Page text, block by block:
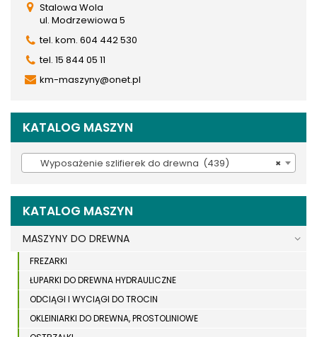
Stalowa Wola
ul. Modrzewiowa 5
tel. kom. 604 442 530
tel. 15 844 05 11
km-maszyny@onet.pl
KATALOG MASZYN
×
Wyposażenie szlifierek do drewna (439)
KATALOG MASZYN
MASZYNY DO DREWNA
FREZARKI
ŁUPARKI DO DREWNA HYDRAULICZNE
ODCIĄGI I WYCIĄGI DO TROCIN
OKLEINIARKI DO DREWNA, PROSTOLINIOWE